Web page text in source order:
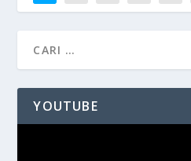
YOUTUBE